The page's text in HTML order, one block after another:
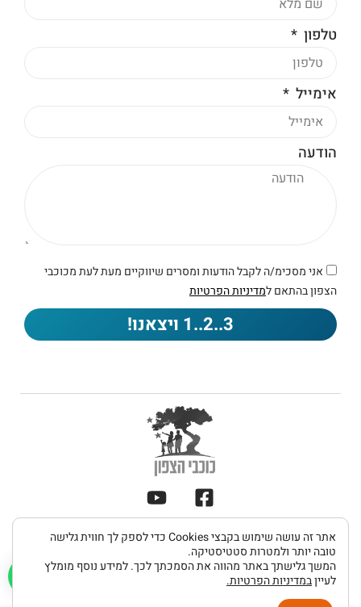
טלפון
אימייל
הודעה
אני מסכימ/ה לקבל הודעות ומסרים שיווקיים מעת לעת מכוכבי
הצפון בהתאם למדיניות הפרטיות
3..2..1 ויצאנו!
כל הזכויות שמורות 2026 © כוכבי הצפון
מדיניות
פרטיות
תקנון
שימוש
הצהרת
נגישות
אתר זה עושה שימוש בקבצי Cookies כדי לספק לך חווית גלישה
טובה יותר ולמטרות סטטיסטיקה.
המשך גלישתך באתר מהווה את הסמכתך לכך. למידע נוסף מומלץ
לעייןבמדיניות הפרטיות.